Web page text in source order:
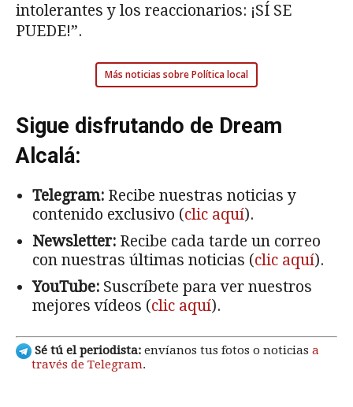
intolerantes y los reaccionarios: ¡SÍ SE
PUEDE!”.
Más noticias sobre Política local
Sigue disfrutando de Dream
Alcalá:
Telegram: Recibe nuestras noticias y
contenido exclusivo (clic aquí).
Newsletter: Recibe cada tarde un correo
con nuestras últimas noticias (clic aquí).
YouTube: Suscríbete para ver nuestros
mejores vídeos (clic aquí).
Sé tú el periodista: envíanos tus fotos o noticias a
través de Telegram.